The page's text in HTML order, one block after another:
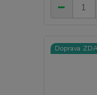
Doprava